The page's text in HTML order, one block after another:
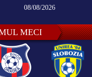
08/08/2026
MECI